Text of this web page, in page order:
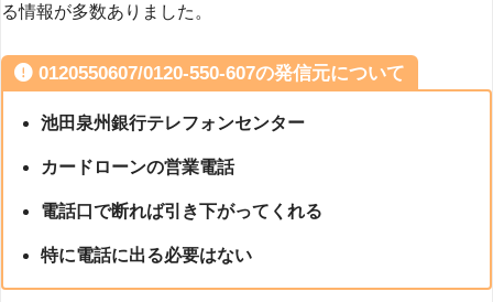
る情報が多数ありました。
0120550607/0120-550-607の発信元について
池田泉州銀行テレフォンセンター
カードローンの営業電話
電話口で断れば引き下がってくれる
特に電話に出る必要はない